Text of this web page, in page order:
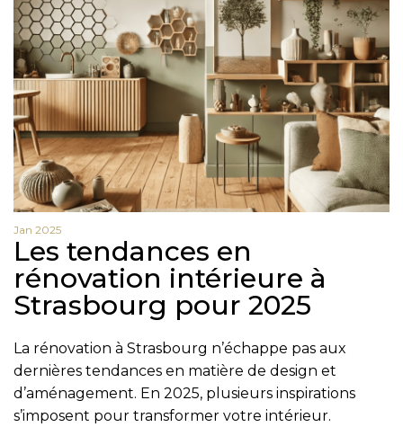
Jan 2025
Les tendances en
rénovation intérieure à
Strasbourg pour 2025
La rénovation à Strasbourg n’échappe pas aux
dernières tendances en matière de design et
d’aménagement. En 2025, plusieurs inspirations
s’imposent pour transformer votre intérieur.
Nom
Prénom
Téléphone
Email
Message
En cochant cette case, j’accepte la politique de confidentialité de ce site.
Vérification